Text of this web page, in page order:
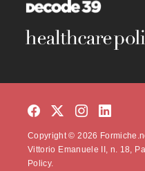
Copyright © 2026
Vittorio Emanuele II, n. 18,
Policy.